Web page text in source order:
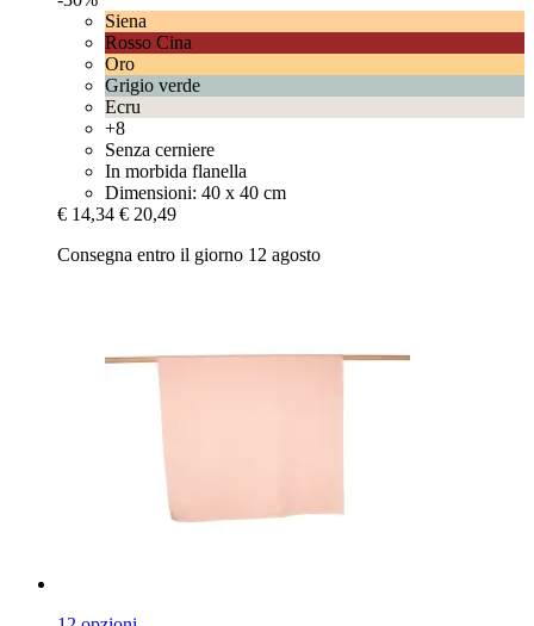
Siena
Rosso Cina
Oro
Grigio verde
Ecru
+8
Senza cerniere
In morbida flanella
Dimensioni: 40 x 40 cm
€ 14,34 € 20,49
Consegna entro il giorno 12 agosto